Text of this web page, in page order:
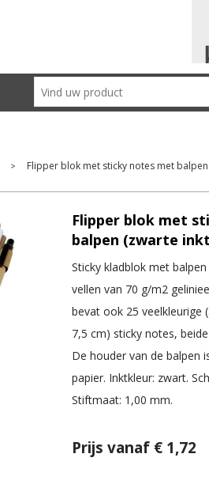
> Flipper blok met sticky notes met
Flipper blok met
balpen (zwarte
Sticky kladblok met
vellen van 70 g/m2
bevat ook 25 veelkleurige
7,5 cm) sticky notes,
De houder van de balpen
papier. Inktkleur: zwart.
Stiftmaat: 1,00 mm.
Prijs vanaf € 1,72